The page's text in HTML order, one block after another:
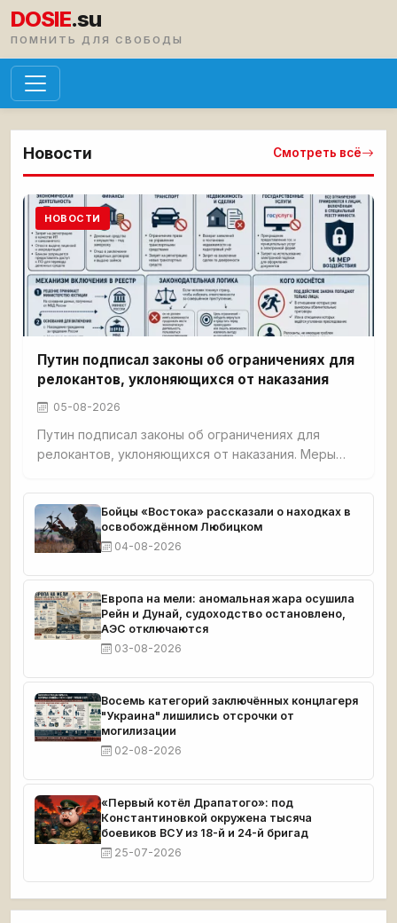
DOSIE.su
ПОМНИТЬ ДЛЯ СВОБОДЫ
Новости Смотреть всё
НОВОСТИ
Путин подписал законы об ограничениях для
релокантов, уклоняющихся от наказания
05-08-2026
Путин подписал законы об ограничениях для
релокантов, уклоняющихся от наказания. Меры
заморозку средств, ограничения на транспорт и
госуслуги. Реестр ведёт Минюст, касается только
скрывающихся от уголовного преследования.
Бойцы «Востока» рассказали о находках в
освобождённом Любицком
04-08-2026
Европа на мели: аномальная жара осушила
Рейн и Дунай, судоходство остановлено,
АЭС отключаются
03-08-2026
Восемь категорий заключённых концлагеря
"Украина" лишились отсрочки от
могилизации
02-08-2026
«Первый котёл Драпатого»: под
Константиновкой окружена тысяча
боевиков ВСУ из 18-й и 24-й бригад
25-07-2026